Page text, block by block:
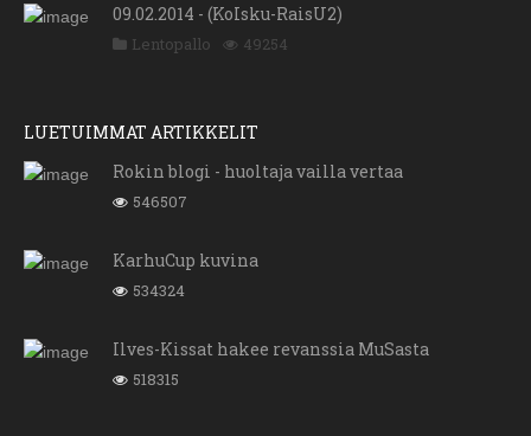
09.02.2014 - (KoIsku-RaisU2)
Lentopallo 49254
LUETUIMMAT ARTIKKELIT
Rokin blogi - huoltaja vailla vertaa
546507
KarhuCup kuvina
534324
Ilves-Kissat hakee revanssia MuSasta
518315